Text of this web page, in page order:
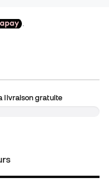
livraison gratuite